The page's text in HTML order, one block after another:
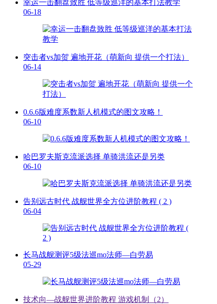
幸运一击翻盘致胜 低等级巡洋的基本打法教学
06-18
突击者vs加贺 遍地开花（萌新向 提供一个打法）
06-14
0.6.6版难度系数新人机模式的图文攻略！
06-10
哈巴罗夫斯克流派选择 单骑洪流还是另类
06-10
告别远古时代 战舰世界全方位进阶教程 ( 2 )
06-04
长马战舰测评5级法巡mo法师—白劳易
05-29
技术向—战舰世界进阶教程 游戏机制（2）